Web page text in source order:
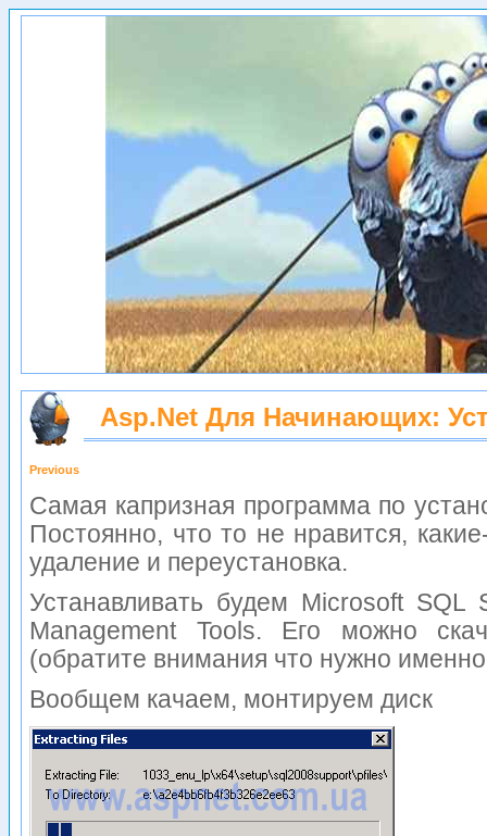
Asp.net Для Начинающих:
Previous
Самая капризная программа по
Постоянно, что то не нравится,
удаление и переустановка.
Устанавливать будем Microsoft
Management Tools. Его можно
(обратите внимания что нужно
Вообщем качаем, монтируем диск